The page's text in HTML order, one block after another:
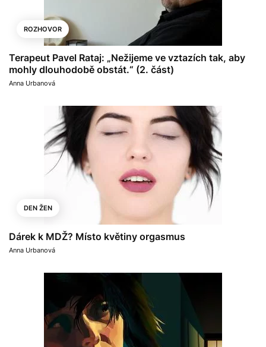
ROZHOVOR
Terapeut Pavel Rataj: „Nežijeme ve vztazích tak, aby
mohly dlouhodobě obstát.“ (2. část)
Anna Urbanová
DEN ŽEN
Dárek k MDŽ? Místo květiny orgasmus
Anna Urbanová